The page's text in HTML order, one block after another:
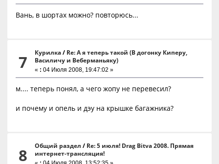
Вань, в шортах можно? повторюсь...
7 Курилка / Re: А я теперь такой (В догонку Киперу,
Василичу и Веберманьяку)
« : 04 Июля 2008, 19:47:02 »
м.... теперь понял, а чего жопу не перевесил?
и почему и опель и дэу на крышке багажника?
8 Общий раздел / Re: 5 июля! Drag Bitva 2008. Прямая
интернет-трансляция!